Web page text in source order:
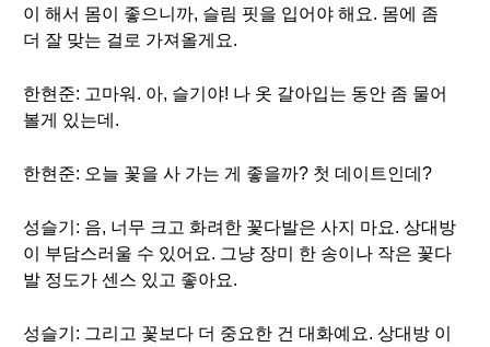
이 해서 몸이 좋으니까, 슬림 핏을 입어야 해요. 몸에 좀
더 잘 맞는 걸로 가져올게요.
한현준: 고마워. 아, 슬기야! 나 옷 갈아입는 동안 좀 물어
볼게 있는데.
한현준: 오늘 꽃을 사 가는 게 좋을까? 첫 데이트인데?
성슬기: 음, 너무 크고 화려한 꽃다발은 사지 마요. 상대방
이 부담스러울 수 있어요. 그냥 장미 한 송이나 작은 꽃다
발 정도가 센스 있고 좋아요.
성슬기: 그리고 꽃보다 더 중요한 건 대화예요. 상대방 이